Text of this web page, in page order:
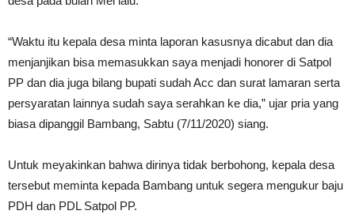
“Waktu itu kepala desa minta laporan kasusnya dicabut dan dia
menjanjikan bisa memasukkan saya menjadi honorer di Satpol
PP dan dia juga bilang bupati sudah Acc dan surat lamaran serta
persyaratan lainnya sudah saya serahkan ke dia,” ujar pria yang
biasa dipanggil Bambang, Sabtu (7/11/2020) siang.
Untuk meyakinkan bahwa dirinya tidak berbohong, kepala desa
tersebut meminta kepada Bambang untuk segera mengukur baju
PDH dan PDL Satpol PP.